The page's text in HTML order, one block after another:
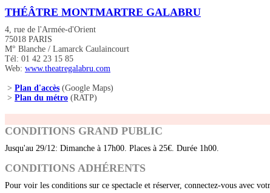
THÉÂTRE MONTMARTRE GALABRU
4, rue de l'Armée-d'Orient
75018 PARIS
M° Blanche / Lamarck Caulaincourt
Tél: 01 42 23 15 85
Web: www.theatregalabru.com
> Plan d'accès (Google Maps)
> Plan du métro (RATP)
CONDITIONS GRAND PUBLIC
Jusqu'au 29/12: Dimanche à 17h00. Places à 25€. Durée 1h00.
CONDITIONS ADHÉRENTS
Pour voir les conditions sur ce spectacle et réserver, connectez-vous avec